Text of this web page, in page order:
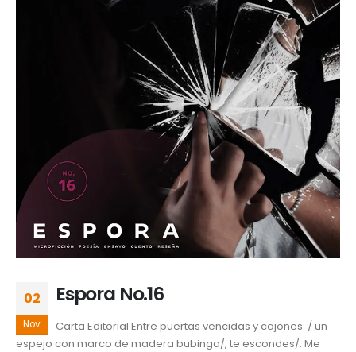
02
Nov
Espora No.16
Carta Editorial Entre puertas vencidas y cajones: / un
espejo con marco de madera bubinga/, te escondes/. Me